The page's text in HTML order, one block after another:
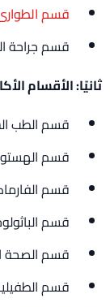
قسم الطوارئ
قسم جراحة
ثانيًا: الأقسام
قسم الطب
قسم
قسم
قسم
قسم الصحة
قسم